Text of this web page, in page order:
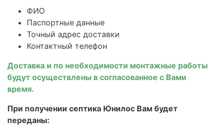
ФИО
Паспортные данные
Точный адрес доставки
Контактный телефон
Доставка и по необходимости монтажные работы
будут осуществлены в согласованное с Вами
время.
При получении септика Юнилос Вам будет
переданы: